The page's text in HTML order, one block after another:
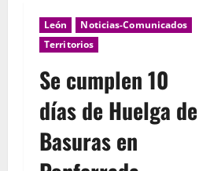
León
Noticias-Comunicados
Territorios
Se cumplen 10
días de Huelga de
Basuras en